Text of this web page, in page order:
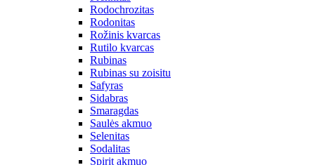
Rodochrozitas
Rodonitas
Rožinis kvarcas
Rutilo kvarcas
Rubinas
Rubinas su zoisitu
Safyras
Sidabras
Smaragdas
Saulės akmuo
Selenitas
Sodalitas
Spirit akmuo